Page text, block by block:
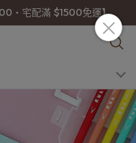
・宅配滿 $1500免運】